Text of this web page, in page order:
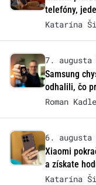
telefóny,
Katarína
7. augusta
Samsung
odhalili, čo
Roman
6. augusta
Xiaomi
a získate
Katarína